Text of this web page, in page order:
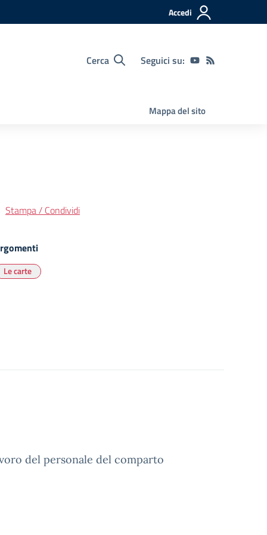
Accedi
Cerca Seguici su:
Mappa del sito
Stampa / Condividi
Le carte
del personale del comparto